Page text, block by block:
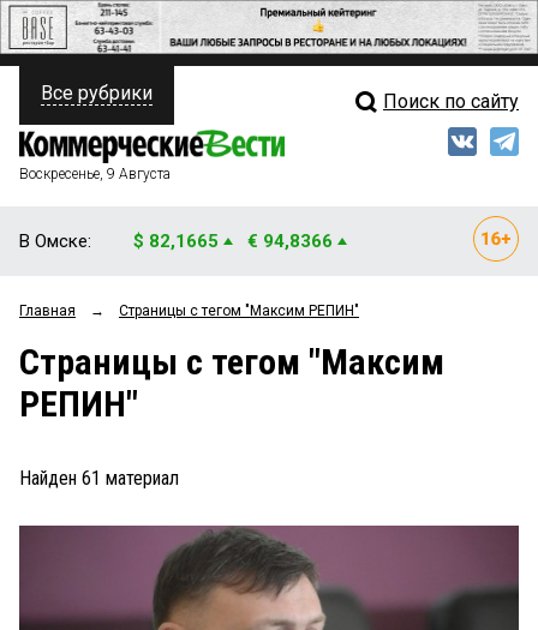
ПОЛИТИКА
ФИНАНСЫ
ОБЩЕСТВО
ЗАКОН
ПРОИСШЕСТВИЯ
Свежий выпуск
Мнения
Рейтинги
Все рубрики Поиск по сайту
Воскресенье, 9 Августа
В Омске: $ 82,1665 € 94,8366
Главная → Страницы c тегом "Максим РЕПИН"
Страницы c тегом "Максим
РЕПИН"
Найден 61 материал